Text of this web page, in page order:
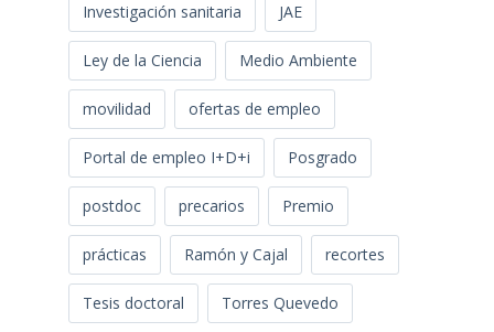
Investigación sanitaria JAE
Ley de la Ciencia Medio Ambiente
movilidad ofertas de empleo
Portal de empleo I+D+i Posgrado
postdoc precarios Premio
prácticas Ramón y Cajal recortes
Tesis doctoral Torres Quevedo